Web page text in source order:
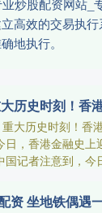
炒股配资网站_
高效的交易执
地执行。
重大历史时刻！香
日，香港金融史上
国记者注意到，今